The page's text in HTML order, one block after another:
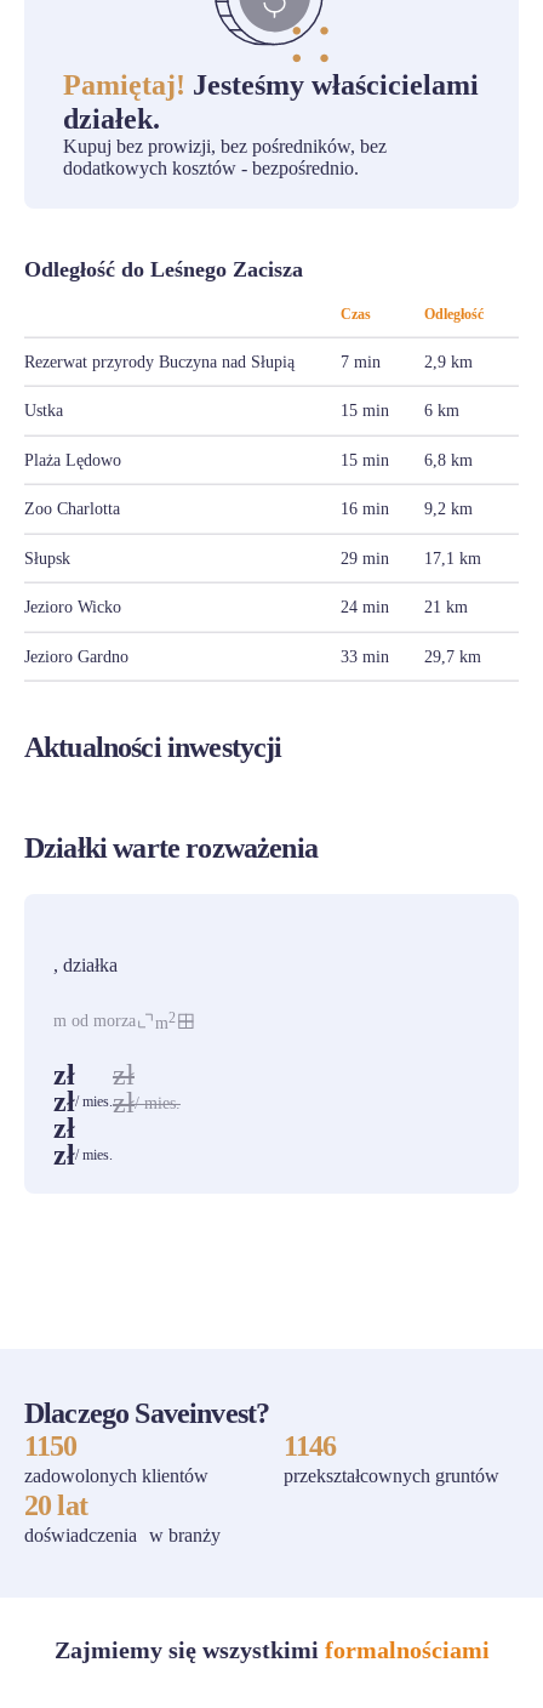
Pamiętaj! Jesteśmy właścicielami
działek.
Kupuj bez prowizji, bez pośredników, bez
dodatkowych kosztów - bezpośrednio.
Odległość do Leśnego Zacisza
Czas Odległość
Rezerwat przyrody Buczyna nad Słupią 7 min 2,9 km
Ustka 15 min 6 km
Plaża Lędowo 15 min 6,8 km
Zoo Charlotta 16 min 9,2 km
Słupsk 29 min 17,1 km
Jezioro Wicko 24 min 21 km
Jezioro Gardno 33 min 29,7 km
Aktualności inwestycji
Działki warte rozważenia
, działka
m od morza m2
zł
zł/ mies.
zł
zł/ mies.
zł
zł/ mies.
Dlaczego Saveinvest?
1150
zadowolonych klientów
1146
przekształcownych gruntów
20 lat
doświadczenia w branży
Zajmiemy się wszystkimi formalnościami